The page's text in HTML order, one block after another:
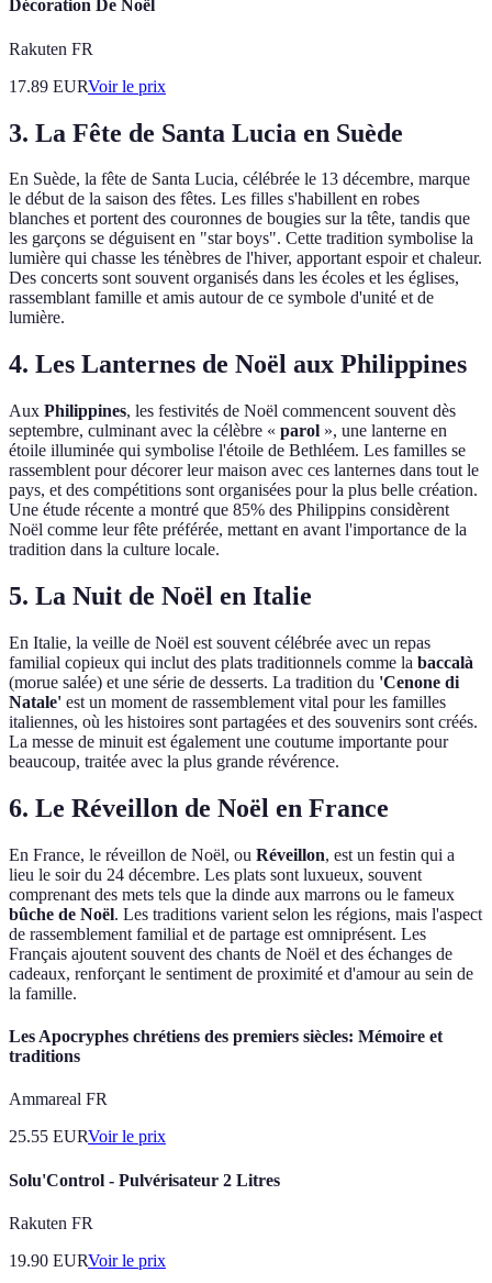
Décoration De Noël
Rakuten FR
17.89 EURVoir le prix
3. La Fête de Santa Lucia en Suède
En Suède, la fête de Santa Lucia, célébrée le 13 décembre, marque
le début de la saison des fêtes. Les filles s'habillent en robes
blanches et portent des couronnes de bougies sur la tête, tandis que
les garçons se déguisent en "star boys". Cette tradition symbolise la
lumière qui chasse les ténèbres de l'hiver, apportant espoir et chaleur.
Des concerts sont souvent organisés dans les écoles et les églises,
rassemblant famille et amis autour de ce symbole d'unité et de
lumière.
4. Les Lanternes de Noël aux Philippines
Aux Philippines, les festivités de Noël commencent souvent dès
septembre, culminant avec la célèbre « parol », une lanterne en
étoile illuminée qui symbolise l'étoile de Bethléem. Les familles se
rassemblent pour décorer leur maison avec ces lanternes dans tout le
pays, et des compétitions sont organisées pour la plus belle création.
Une étude récente a montré que 85% des Philippins considèrent
Noël comme leur fête préférée, mettant en avant l'importance de la
tradition dans la culture locale.
5. La Nuit de Noël en Italie
En Italie, la veille de Noël est souvent célébrée avec un repas
familial copieux qui inclut des plats traditionnels comme la baccalà
(morue salée) et une série de desserts. La tradition du 'Cenone di
Natale' est un moment de rassemblement vital pour les familles
italiennes, où les histoires sont partagées et des souvenirs sont créés.
La messe de minuit est également une coutume importante pour
beaucoup, traitée avec la plus grande révérence.
6. Le Réveillon de Noël en France
En France, le réveillon de Noël, ou Réveillon, est un festin qui a
lieu le soir du 24 décembre. Les plats sont luxueux, souvent
comprenant des mets tels que la dinde aux marrons ou le fameux
bûche de Noël. Les traditions varient selon les régions, mais l'aspect
de rassemblement familial et de partage est omniprésent. Les
Français ajoutent souvent des chants de Noël et des échanges de
cadeaux, renforçant le sentiment de proximité et d'amour au sein de
la famille.
Les Apocryphes chrétiens des premiers siècles: Mémoire et
traditions
Ammareal FR
25.55 EURVoir le prix
Solu'Control - Pulvérisateur 2 Litres
Rakuten FR
19.90 EURVoir le prix